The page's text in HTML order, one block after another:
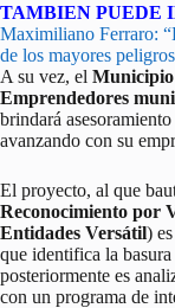
TAMBIEN PUEDE
Maximiliano Ferraro:
de los mayores
A su vez, el
Emprendedores
brindará
avanzando con su
El proyecto, al que
Reconocimiento por
Entidades Versátil)
que identifica la
posteriormente es
con un programa de